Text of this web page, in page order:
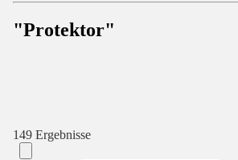
"Protektor"
149 Ergebnisse